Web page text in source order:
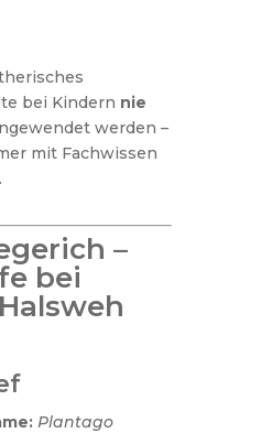
bei Kindern nie
werden –
mit Fachwissen
–
bei
Plantago